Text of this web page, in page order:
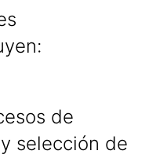
de
selección de